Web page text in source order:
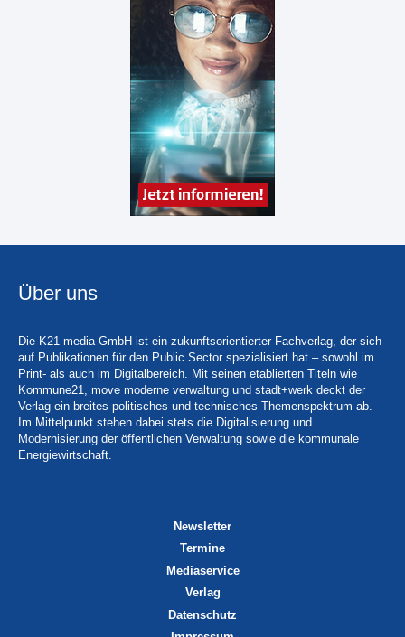
Über uns
Die K21 media GmbH ist ein zukunftsorientierter Fachverlag, der sich
auf Publikationen für den Public Sector spezialisiert hat – sowohl im
Print- als auch im Digitalbereich. Mit seinen etablierten Titeln wie
Kommune21, move moderne verwaltung und stadt+werk deckt der
Verlag ein breites politisches und technisches Themenspektrum ab.
Im Mittelpunkt stehen dabei stets die Digitalisierung und
Modernisierung der öffentlichen Verwaltung sowie die kommunale
Energiewirtschaft.
Newsletter
Termine
Mediaservice
Verlag
Datenschutz